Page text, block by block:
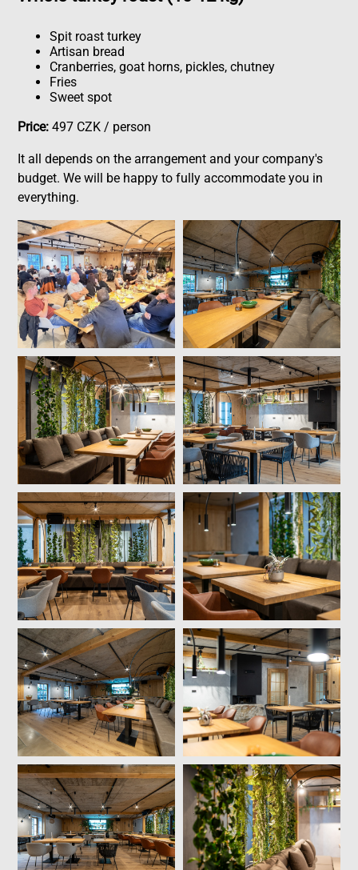
Spit roast turkey
Artisan bread
Cranberries, goat horns, pickles, chutney
Fries
Sweet spot
Price: 497 CZK / person
It all depends on the arrangement and your company's
budget. We will be happy to fully accommodate you in
everything.